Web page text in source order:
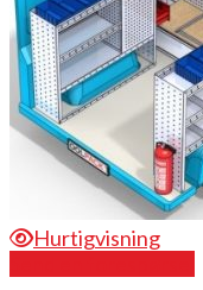
Hurtigvisning